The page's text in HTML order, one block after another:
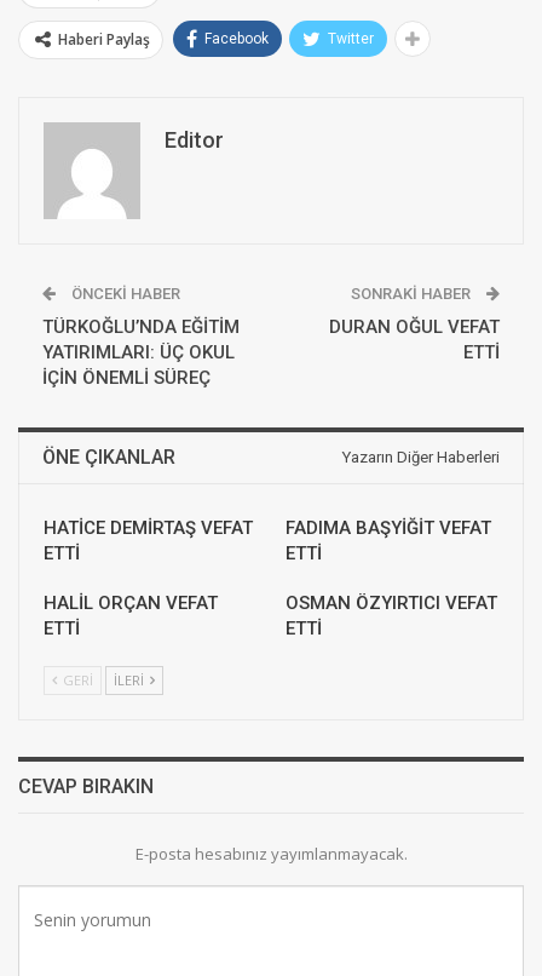
Haberi Paylaş Facebook Twitter
Editor
ÖNCEKI HABER
TÜRKOĞLU’NDA EĞİTİM
YATIRIMLARI: ÜÇ OKUL
İÇİN ÖNEMLİ SÜREÇ
SONRAKI HABER
DURAN OĞUL VEFAT
ETTİ
ÖNE ÇIKANLAR Yazarın Diğer Haberleri
HATİCE DEMİRTAŞ VEFAT
ETTİ
FADIMA BAŞYİĞİT VEFAT
ETTİ
HALİL ORÇAN VEFAT
ETTİ
OSMAN ÖZYIRTICI VEFAT
ETTİ
GERI İLERI
CEVAP BIRAKIN
E-posta hesabınız yayımlanmayacak.